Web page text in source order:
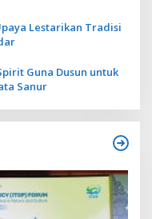
Lestarikan Tradisi
Guna Dusun untuk
Sanur